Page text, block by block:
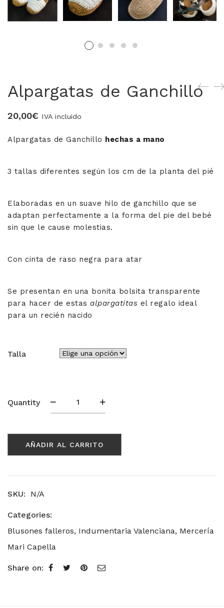
CONFECCIÓN PROPIA
OUTLET FALLERA
¡No te pierdas nuestras ofertas!
Alpargatas de Ganchillo
20,00€ IVA incluido
Alpargatas de Ganchillo hechas a mano
3 tallas diferentes según los cm de la planta del pié
Elaboradas en un suave hilo de ganchillo que se
adaptan perfectamente a la forma del pie del bebé
sin que le cause molestias.
Con cinta de raso negra para atar
Se presentan en una bonita bolsita transparente
para hacer de estas alpargatitas el regalo ideal
para un recién nacido
Talla
Quantity
Alpargatas
de
cantidad
AÑADIR AL CARRITO
SKU: N/A
Categories:
Blusones falleros, Indumentaria Valenciana, Mercería
Mari Capella
Share on: